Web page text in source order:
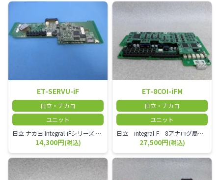
ET-SERVU-iF
日立・ナカヨ
ユニット
日立 ナカヨ Integral-iFシリーズ サーバユニット
14,300円(税込)
ET-8COI-iFM
日立・ナカヨ
ユニット
日立 integral-F 8アナログ局線ユニット
27,500円(税込)